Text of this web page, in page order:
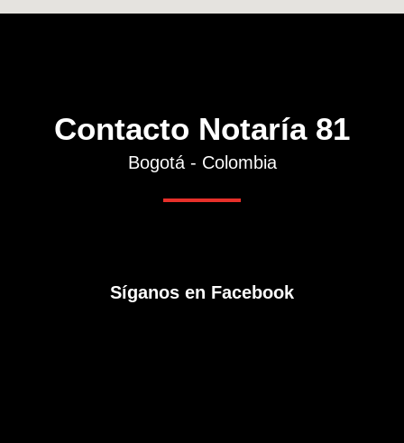
Contacto Notaría 81
Bogotá - Colombia
Síganos en Facebook